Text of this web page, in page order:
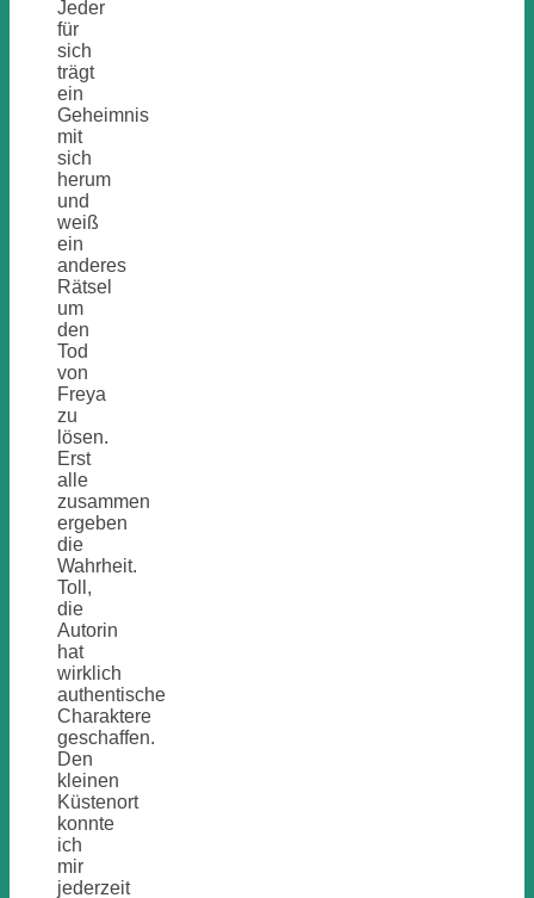
Jeder
für
sich
trägt
ein
Geheimnis
mit
sich
herum
und
weiß
ein
anderes
Rätsel
um
den
Tod
von
Freya
zu
lösen.
Erst
alle
zusammen
ergeben
die
Wahrheit.
Toll,
die
Autorin
hat
wirklich
authentische
Charaktere
geschaffen.
Den
kleinen
Küstenort
konnte
ich
mir
jederzeit